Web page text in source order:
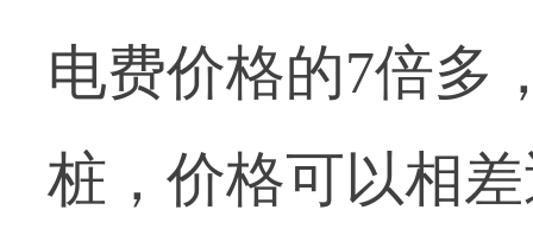
电费价格的7倍多
桩，价格可以相